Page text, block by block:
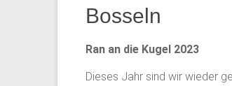
Bosseln
Ran an die Kugel 2023
Dieses Jahr sind wir wieder